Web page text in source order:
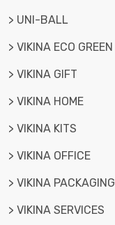
> UNI-BALL
> VIKINA ECO GREEN
> VIKINA GIFT
> VIKINA HOME
> VIKINA KITS
> VIKINA OFFICE
> VIKINA PACKAGING
> VIKINA SERVICES